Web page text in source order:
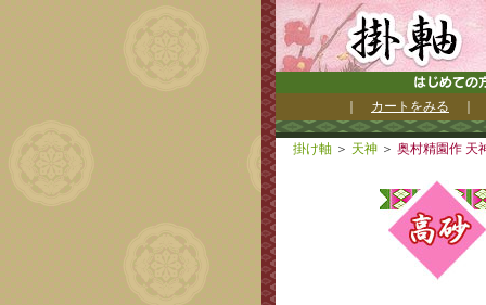
カートをみる
掛け軸 ＞ 天神 ＞ 奥村精園作 天